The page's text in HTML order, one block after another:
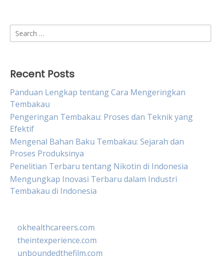
Search
for:
Recent Posts
Panduan Lengkap tentang Cara Mengeringkan
Tembakau
Pengeringan Tembakau: Proses dan Teknik yang
Efektif
Mengenal Bahan Baku Tembakau: Sejarah dan
Proses Produksinya
Penelitian Terbaru tentang Nikotin di Indonesia
Mengungkap Inovasi Terbaru dalam Industri
Tembakau di Indonesia
okhealthcareers.com
theintexperience.com
unboundedthefilm.com